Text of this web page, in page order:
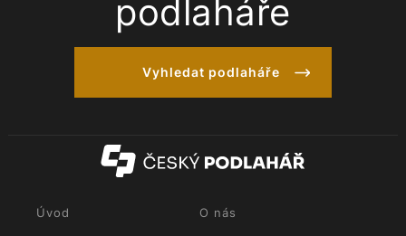
podlaháře
Vyhledat podlaháře
Úvod O nás